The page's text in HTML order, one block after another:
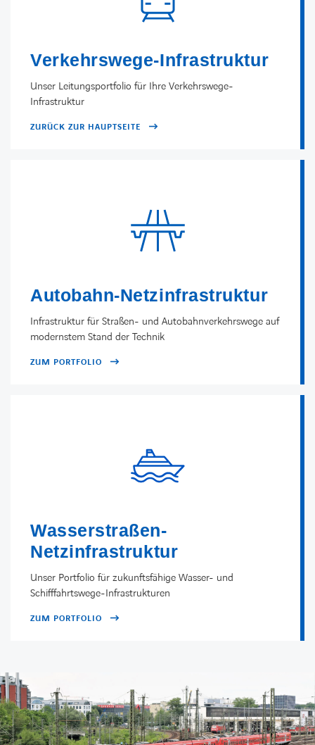
Verkehrswege-Infrastruktur
Unser Leitungsportfolio für Ihre Verkehrswege-
Infrastruktur
ZURÜCK ZUR HAUPTSEITE
Autobahn-Netzinfrastruktur
Infrastruktur für Straßen- und Autobahnverkehrswege auf
modernstem Stand der Technik
ZUM PORTFOLIO
Wasserstraßen-
Netzinfrastruktur
Unser Portfolio für zukunftsfähige Wasser- und
Schifffahrtswege-Infrastrukturen
ZUM PORTFOLIO